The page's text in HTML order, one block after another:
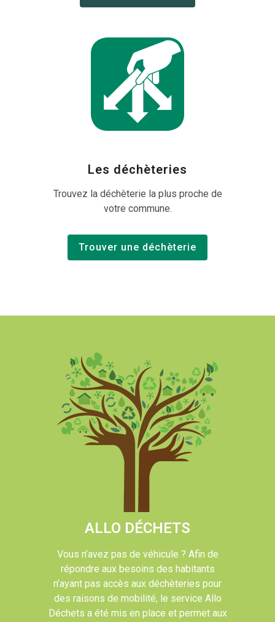
Les déchèteries
Trouvez la déchèterie la plus proche de
votre commune.
Trouver une déchèterie
ALLO DÉCHETS
Vous n’avez pas de véhicule ? Afin de
répondre aux besoins des habitants
n’ayant pas accès aux déchèteries pour
des raisons de mobilité, le service Allo
Déchets a été mis en place et permet aux